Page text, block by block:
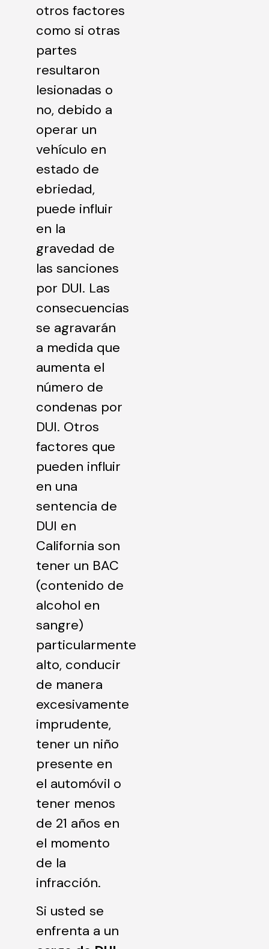
otros factores
como si otras
partes
resultaron
lesionadas o
no, debido a
operar un
vehículo en
estado de
ebriedad,
puede influir
en la
gravedad de
las sanciones
por DUI. Las
consecuencias
se agravarán
a medida que
aumenta el
número de
condenas por
DUI. Otros
factores que
pueden influir
en una
sentencia de
DUI en
California son
tener un BAC
(contenido de
alcohol en
sangre)
particularmente
alto, conducir
de manera
excesivamente
imprudente,
tener un niño
presente en
el automóvil o
tener menos
de 21 años en
el momento
de la
infracción.
Si usted se
enfrenta a un